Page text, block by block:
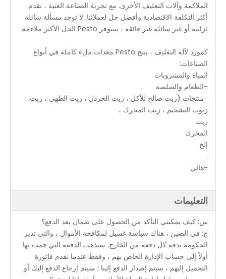
الملاكمة وآلات التغليف الأخرى. مع تجربة الصناعة الغنية ، نقدم
أكثر التكلفة الاقتصادية وأفضل حل لعملائنا. لا توجد مسألة سائلة
لزاتية أو غير سائلة غير فائقة ، ستوفر Pesto الحل الأكثر ملاءمة.
كمورد لآلة التغليف ، ينتج Pesto معدات ملء كاملة في أنواع
الصناعات:
المياه والمشروبات
-الطعام والصلصة
-منتجات (زيت صالح للأكل ، زيت الخردل ، زيت الطهي ، زيت
زيوت التشحيم ، زيت المحرك ،
زيت
المحرك
إلخ
.
-هائي
التعليمات
س: كيف يمكنني التأكد من الحصول على ضمان بعد الدفع؟
ج: في الصين ، هناك سياسة غسيل لمكافحة الأموال ، والتي تدير
الحكومة بدقة كل دفعة من الخارج. ستذهب الدفعة التي قمت بها
أولاً إلى حساب الإدارة الخاص بهم ، وفقط عندما نقدم فاتورة
التحميل إليهم ، سيتم إصدار الدفع إلينا ؛ سيتم إرجاع الدفع إليك أو